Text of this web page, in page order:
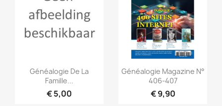
Snel bekijken
Généalogie De La
Famille...
€ 5,00
Snel bekijken
Généalogie Magazine N°
406-407
€ 9,90